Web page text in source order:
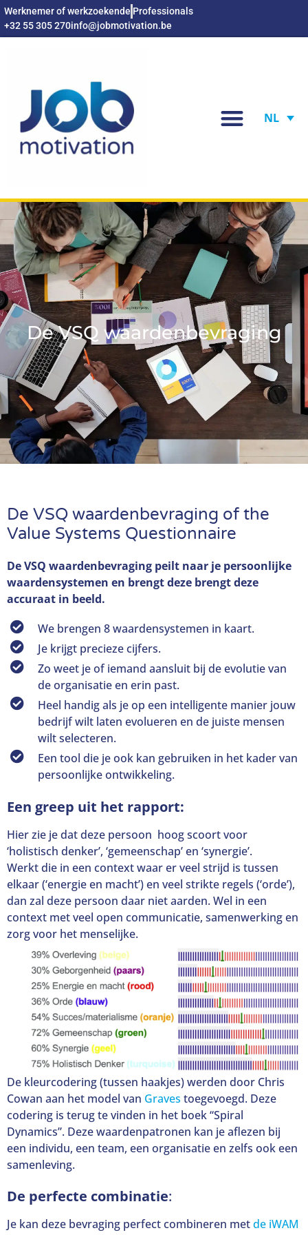
Werknemer of werkzoekende Professionals
+32 55 305 270info@jobmotivation.be
NL
De VSQ waardenbevraging
De VSQ waardenbevraging of the
Value Systems Questionnaire
De VSQ waardenbevraging peilt naar je persoonlijke
waardensystemen en brengt deze brengt deze
accuraat in beeld.
We brengen 8 waardensystemen in kaart.
Je krijgt precieze cijfers.
Zo weet je of iemand aansluit bij de evolutie van
de organisatie en erin past.
Heel handig als je op een intelligente manier jouw
bedrijf wilt laten evolueren en de juiste mensen
wilt selecteren.
Een tool die je ook kan gebruiken in het kader van
persoonlijke ontwikkeling.
Een greep uit het rapport:
Hier zie je dat deze persoon hoog scoort voor
‘holistisch denker’, ‘gemeenschap’ en ‘synergie’.
Werkt die in een context waar er veel strijd is tussen
elkaar (‘energie en macht’) en veel strikte regels (‘orde’),
dan zal deze persoon daar niet aarden. Wel in een
context met veel open communicatie, samenwerking en
zorg voor het menselijke.
De kleurcodering (tussen haakjes) werden door Chris
Cowan aan het model van Graves toegevoegd. Deze
codering is terug te vinden in het boek “Spiral
Dynamics”. Deze waardenpatronen kan je aflezen bij
een individu, een team, een organisatie en zelfs ook een
samenleving.
De perfecte combinatie:
Je kan deze bevraging perfect combineren metde iWAM